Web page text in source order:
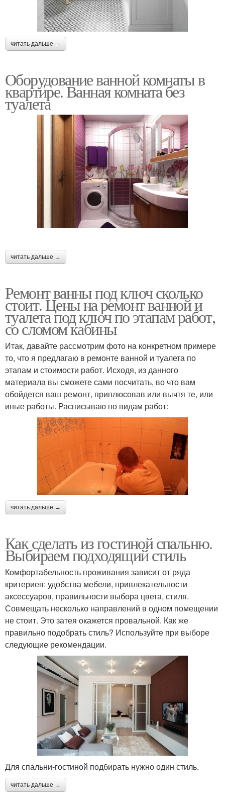
читать дальше →
Оборудование ванной комнаты в
квартире. Ванная комната без
туалета
читать дальше →
Ремонт ванны под ключ сколько
стоит. Цены на ремонт ванной и
туалета под ключ по этапам работ,
со сломом кабины
Итак, давайте рассмотрим фото на конкретном примере
то, что я предлагаю в ремонте ванной и туалета по
этапам и стоимости работ. Исходя, из данного
материала вы сможете сами посчитать, во что вам
обойдется ваш ремонт, приплюсовав или вычтя те, или
иные работы. Расписываю по видам работ:
читать дальше →
Как сделать из гостиной спальню.
Выбираем подходящий стиль
Комфортабельность проживания зависит от ряда
критериев: удобства мебели, привлекательности
аксессуаров, правильности выбора цвета, стиля.
Совмещать несколько направлений в одном помещении
не стоит. Это затея окажется провальной. Как же
правильно подобрать стиль? Используйте при выборе
следующие рекомендации.
Для спальни-гостиной подбирать нужно один стиль.
читать дальше →